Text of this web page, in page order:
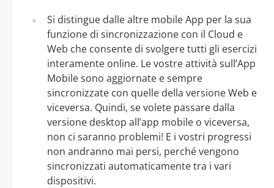
Si distingue dalle altre mobile App per la sua
funzione di sincronizzazione con il Cloud e
Web che consente di svolgere tutti gli esercizi
interamente online. Le vostre attività sull’App
Mobile sono aggiornate e sempre
sincronizzate con quelle della versione Web e
viceversa. Quindi, se volete passare dalla
versione desktop all’app mobile o viceversa,
non ci saranno problemi! E i vostri progressi
non andranno mai persi, perché vengono
sincronizzati automaticamente tra i vari
dispositivi.